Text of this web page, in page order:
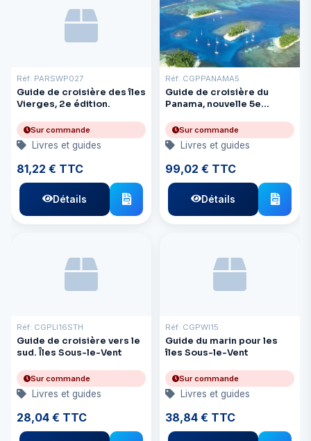
Réf: PARSWP027
Guide de croisière des îles
Vierges, 2e édition.
Sur commande
Livres et guides
81,22 € TTC
Détails
Réf: CGPPANAMA5
Guide de croisière du
Panama, nouvelle 5e
Sur commande
Livres et guides
99,02 € TTC
Détails
Réf: CGPLI16STH
Guide de croisière vers le
sud. Îles Sous-le-Vent
Sur commande
Livres et guides
28,04 € TTC
Réf: CGPWI15
Guide du marin pour les
îles Sous-le-Vent
Sur commande
Livres et guides
38,84 € TTC